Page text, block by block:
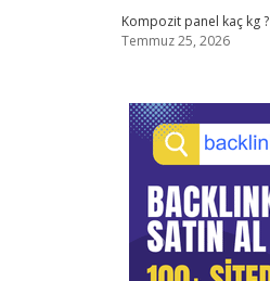
Kompozit panel kaç kg ?
Temmuz 25, 2026